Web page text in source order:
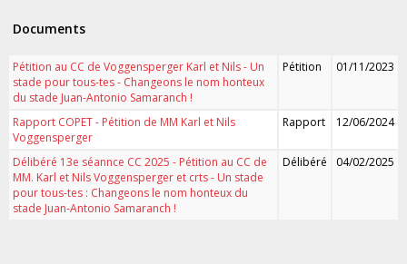
Documents
Pétition au CC de Voggensperger Karl et Nils - Un
stade pour tous-tes - Changeons le nom honteux
du stade Juan-Antonio Samaranch !
Pétition 01/11/2023
Rapport COPET - Pétition de MM Karl et Nils
Voggensperger
Rapport 12/06/2024
Délibéré 13e séannce CC 2025 - Pétition au CC de
MM. Karl et Nils Voggensperger et crts - Un stade
pour tous-tes : Changeons le nom honteux du
stade Juan-Antonio Samaranch !
Délibéré 04/02/2025